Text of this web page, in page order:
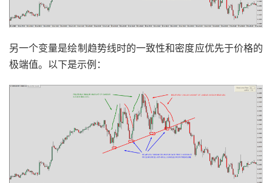
另一个变量是绘制趋势线时的一致性和密度应优先于价格的
极端值。以下是示例：